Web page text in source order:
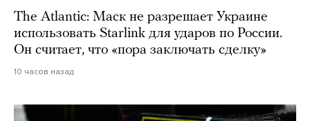
The Atlantic: Маск не разрешает Украине
использовать Starlink для ударов по России.
Он считает, что «пора заключать сделку»
10 часов назад